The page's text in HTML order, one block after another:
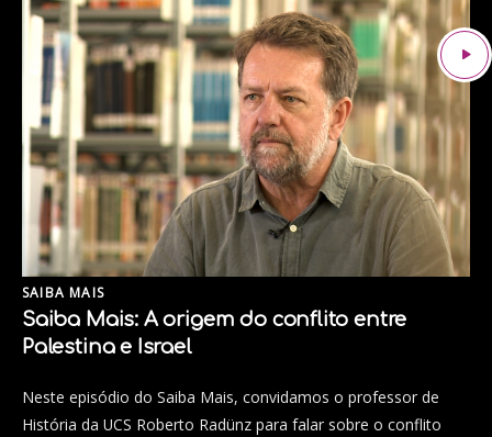
SAIBA MAIS
Saiba Mais: A origem do conflito entre
Palestina e Israel
Neste episódio do Saiba Mais, convidamos o professor de
História da UCS Roberto Radünz para falar sobre o conflito